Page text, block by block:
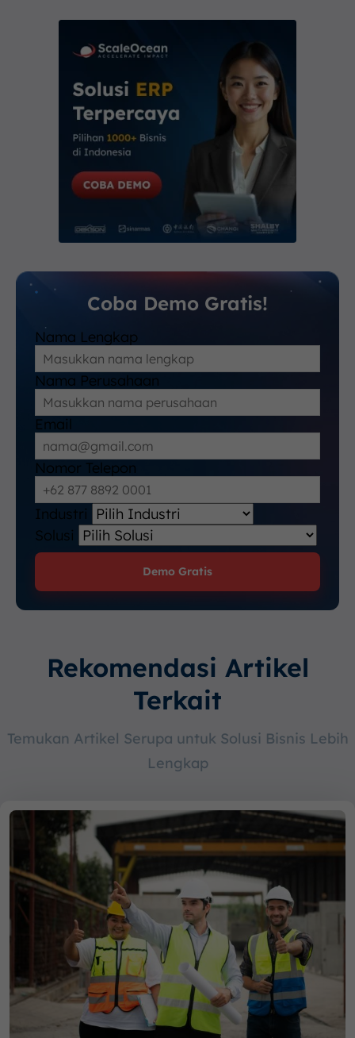
Coba Demo Gratis!
Nama Lengkap
Nama Perusahaan
Email
Nomor Telepon
Industri
Solusi
Demo Gratis
Rekomendasi Artikel
Terkait
Temukan Artikel Serupa untuk Solusi Bisnis Lebih
Lengkap